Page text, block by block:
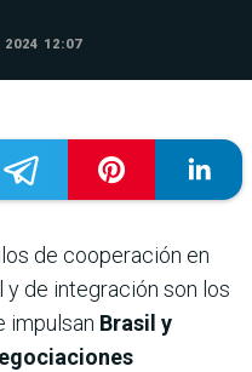
2024 12:07
de cooperación en
de integración son los
impulsan Brasil y